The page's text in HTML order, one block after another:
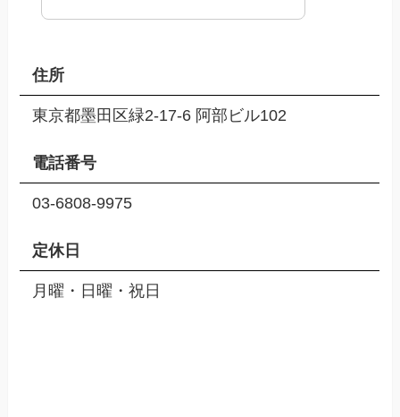
住所
東京都墨田区緑2-17-6 阿部ビル102
電話番号
03-6808-9975
定休日
月曜・日曜・祝日